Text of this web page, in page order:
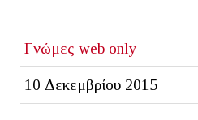
Γνώμες web only
10 Δεκεμβρίου 2015